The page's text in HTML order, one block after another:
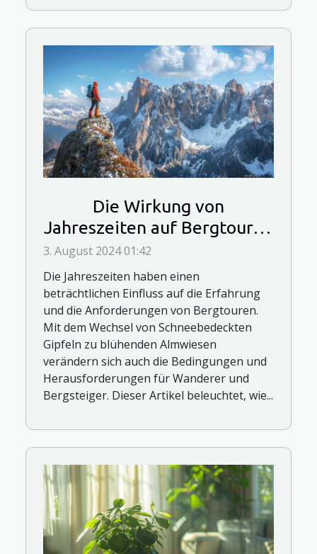
Die Wirkung von
Jahreszeiten auf Bergtouren
und ihre Planung
3. August 2024 01:42
Die Jahreszeiten haben einen
beträchtlichen Einfluss auf die Erfahrung
und die Anforderungen von Bergtouren.
Mit dem Wechsel von Schneebedeckten
Gipfeln zu blühenden Almwiesen
verändern sich auch die Bedingungen und
Herausforderungen für Wanderer und
Bergsteiger. Dieser Artikel beleuchtet, wie...